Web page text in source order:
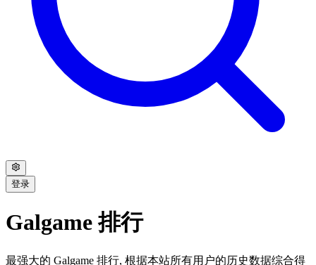
登录
Galgame 排行
最强大的 Galgame 排行, 根据本站所有用户的历史数据综合得